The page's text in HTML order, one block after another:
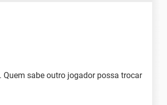
sabe outro jogador possa trocar